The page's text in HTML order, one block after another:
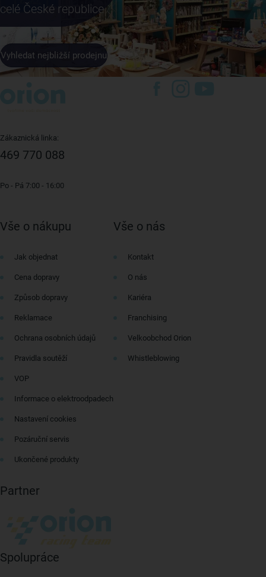
celé České republice
Vyhledat nejbližší prodejnu
Zákaznická linka:
469 770 088
Po - Pá 7:00 - 16:00
Vše o nákupu
Jak objednat
Cena dopravy
Způsob dopravy
Reklamace
Ochrana osobních údajů
Pravidla soutěží
VOP
Informace o elektroodpadech
Nastavení cookies
Pozáruční servis
Ukončené produkty
Vše o nás
Kontakt
O nás
Kariéra
Franchising
Velkoobchod Orion
Whistleblowing
Partner
Spolupráce